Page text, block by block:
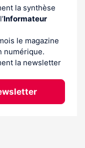
la synthèse
Informateur
le magazine
numérique.
la newsletter